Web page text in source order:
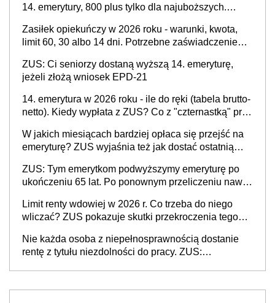
14. emerytury, 800 plus tylko dla najuboższych.
polskich finansów publicznych
Zasiłek opiekuńczy w 2026 roku - warunki, kwota,
limit 60, 30 albo 14 dni. Potrzebne zaświadczenie
rodzicem i innym członkiem rodziny
ZUS: Ci seniorzy dostaną wyższą 14. emeryturę,
jeżeli złożą wniosek EPD-21
14. emerytura w 2026 roku - ile do ręki (tabela brutto-
netto). Kiedy wypłata z ZUS? Co z "czternastką" przy
W jakich miesiącach bardziej opłaca się przejść na
emeryturę? ZUS wyjaśnia też jak dostać ostatnią
ZUS: Tym emerytkom podwyższymy emeryturę po
ukończeniu 65 lat. Po ponownym przeliczeniu nawet
Limit renty wdowiej w 2026 r. Co trzeba do niego
wliczać? ZUS pokazuje skutki przekroczenia tego
Nie każda osoba z niepełnosprawnością dostanie
rentę z tytułu niezdolności do pracy. ZUS: